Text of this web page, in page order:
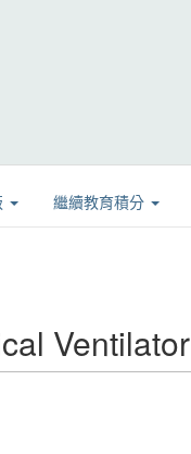
繼續教育積分
Ventilator